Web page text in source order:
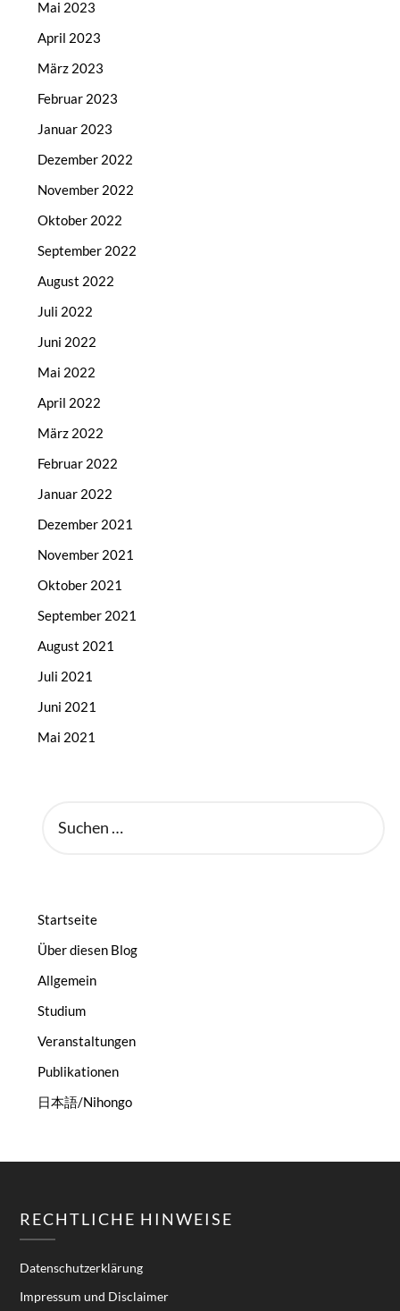
Mai 2023
April 2023
März 2023
Februar 2023
Januar 2023
Dezember 2022
November 2022
Oktober 2022
September 2022
August 2022
Juli 2022
Juni 2022
Mai 2022
April 2022
März 2022
Februar 2022
Januar 2022
Dezember 2021
November 2021
Oktober 2021
September 2021
August 2021
Juli 2021
Juni 2021
Mai 2021
NACH:
Startseite
Über diesen Blog
Allgemein
Studium
Veranstaltungen
Publikationen
日本語/Nihongo
RECHTLICHE HINWEISE
Datenschutzerklärung
Impressum und Disclaimer